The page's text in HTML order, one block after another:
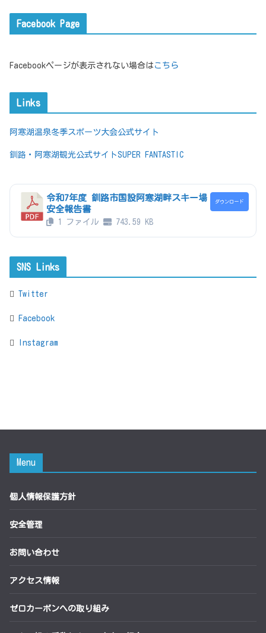
Facebook Page
Facebookページが表示されない場合は こちら
Links
阿寒湖温泉冬季スポーツ大会公式サイト
釧路・阿寒湖観光公式サイトSUPER FANTASTIC
令和7年度 釧路市国設阿寒湖畔スキー場
安全報告書
1 ファイル 743.59 KB
ダウンロード
SNS Links
Twitter
Facebook
Instagram
Menu
個人情報保護方針
安全管理
お問い合わせ
アクセス情報
ゼロカーボンへの取り組み